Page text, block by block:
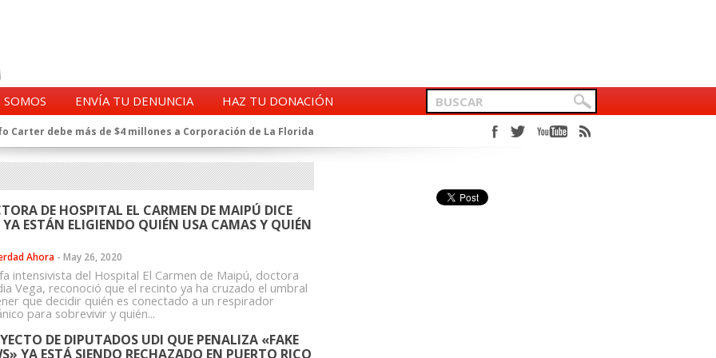
ENVÍA TU DENUNCIA
HAZ TU DONACIÓN
Carter debe más de $4 millones a Corporación de La Florida
de la CIA en Chile tras archivos desclasificados por Trump
exprefecto de Carabineros de Talca por supuesto fraude al
al Alto Mando de la PDI
de Carabineros en el ajedrez del caso Huracán
imputado en caso Huracán, según chats en poder de la Fiscalía
vínculos con jueces del Grupo Arauco de Angelini
La denuncia que Carabineros ignoró
a Clínica Las Condes, vinculada al ministro Jaime Mañalich
de oficiales de la FACH recontratados por la DGAC
DE HOSPITAL EL CARMEN DE MAIPÚ DICE
YA ESTÁN ELIGIENDO QUIÉN USA CAMAS Y QUIÉN
Ahora - May 26, 2020
intensivista del Hospital El Carmen de Maipú, doctora
Vega, reconoció que el recinto ya ha cruzado el umbral
que decidir quién es conectado a un respirador
para sobrevivir y quién...
DE DIPUTADOS UDI QUE PENALIZA «FAKE
YA ESTÁ SIENDO RECHAZADO EN PUERTO RICO